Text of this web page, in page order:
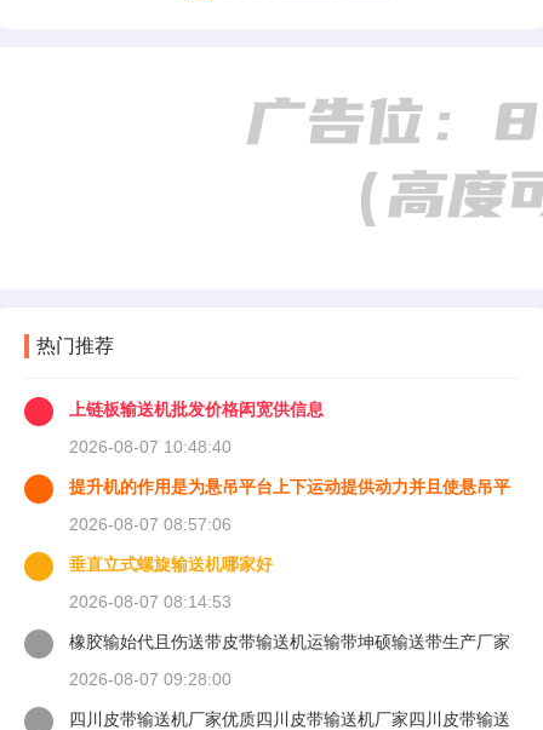
热门推荐
上链板输送机批发价格闳宽供信息
2026-08-07 10:48:40
提升机的作用是为悬吊平台上下运动提供动力并且使悬吊平
2026-08-07 08:57:06
垂直立式螺旋输送机哪家好
2026-08-07 08:14:53
橡胶输始代且伤送带皮带输送机运输带坤硕输送带生产厂家
2026-08-07 09:28:00
四川皮带输送机厂家优质四川皮带输送机厂家四川皮带输送